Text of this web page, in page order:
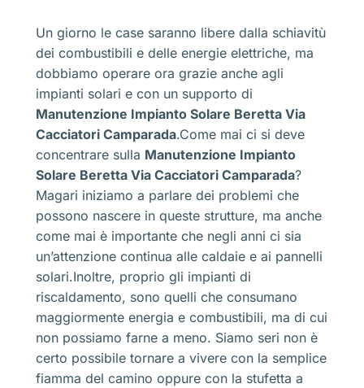
Un giorno le case saranno libere dalla schiavitù
dei combustibili e delle energie elettriche, ma
dobbiamo operare ora grazie anche agli
impianti solari e con un supporto di
Manutenzione Impianto Solare Beretta Via
Cacciatori Camparada.Come mai ci si deve
concentrare sulla Manutenzione Impianto
Solare Beretta Via Cacciatori Camparada?
Magari iniziamo a parlare dei problemi che
possono nascere in queste strutture, ma anche
come mai è importante che negli anni ci sia
un’attenzione continua alle caldaie e ai pannelli
solari.Inoltre, proprio gli impianti di
riscaldamento, sono quelli che consumano
maggiormente energia e combustibili, ma di cui
non possiamo farne a meno. Siamo seri non è
certo possibile tornare a vivere con la semplice
fiamma del camino oppure con la stufetta a